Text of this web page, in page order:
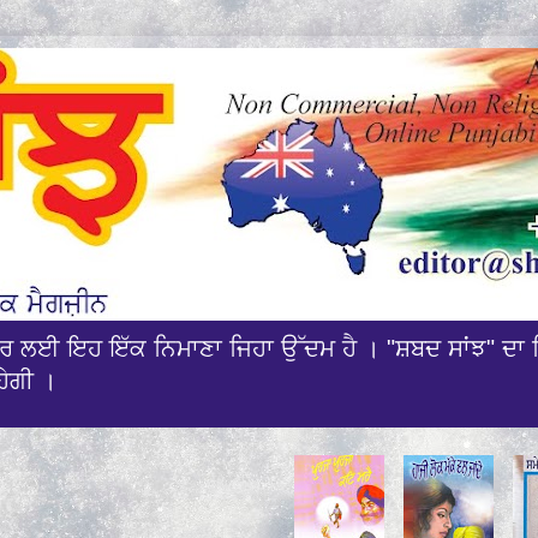
ਲਈ ਇਹ ਇੱਕ ਨਿਮਾਣਾ ਜਿਹਾ ਉੱਦਮ ਹੈ । "ਸ਼ਬਦ ਸਾਂਝ" ਦਾ
।